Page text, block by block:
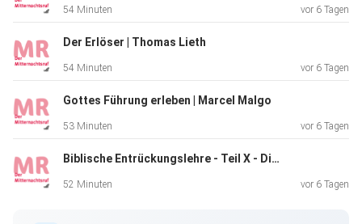
aus dem Hören, das Hören aber durch das Wort Christi»
(Römer
54 Minuten vor 6 Tagen
Der Erlöser | Thomas Lieth
54 Minuten vor 6 Tagen
Gottes Führung erleben | Marcel Malgo
53 Minuten vor 6 Tagen
Biblische Entrückungslehre - Teil X - Die Hinwegnahme dessen, was noch aufhält | Norbert Lieth
52 Minuten vor 6 Tagen